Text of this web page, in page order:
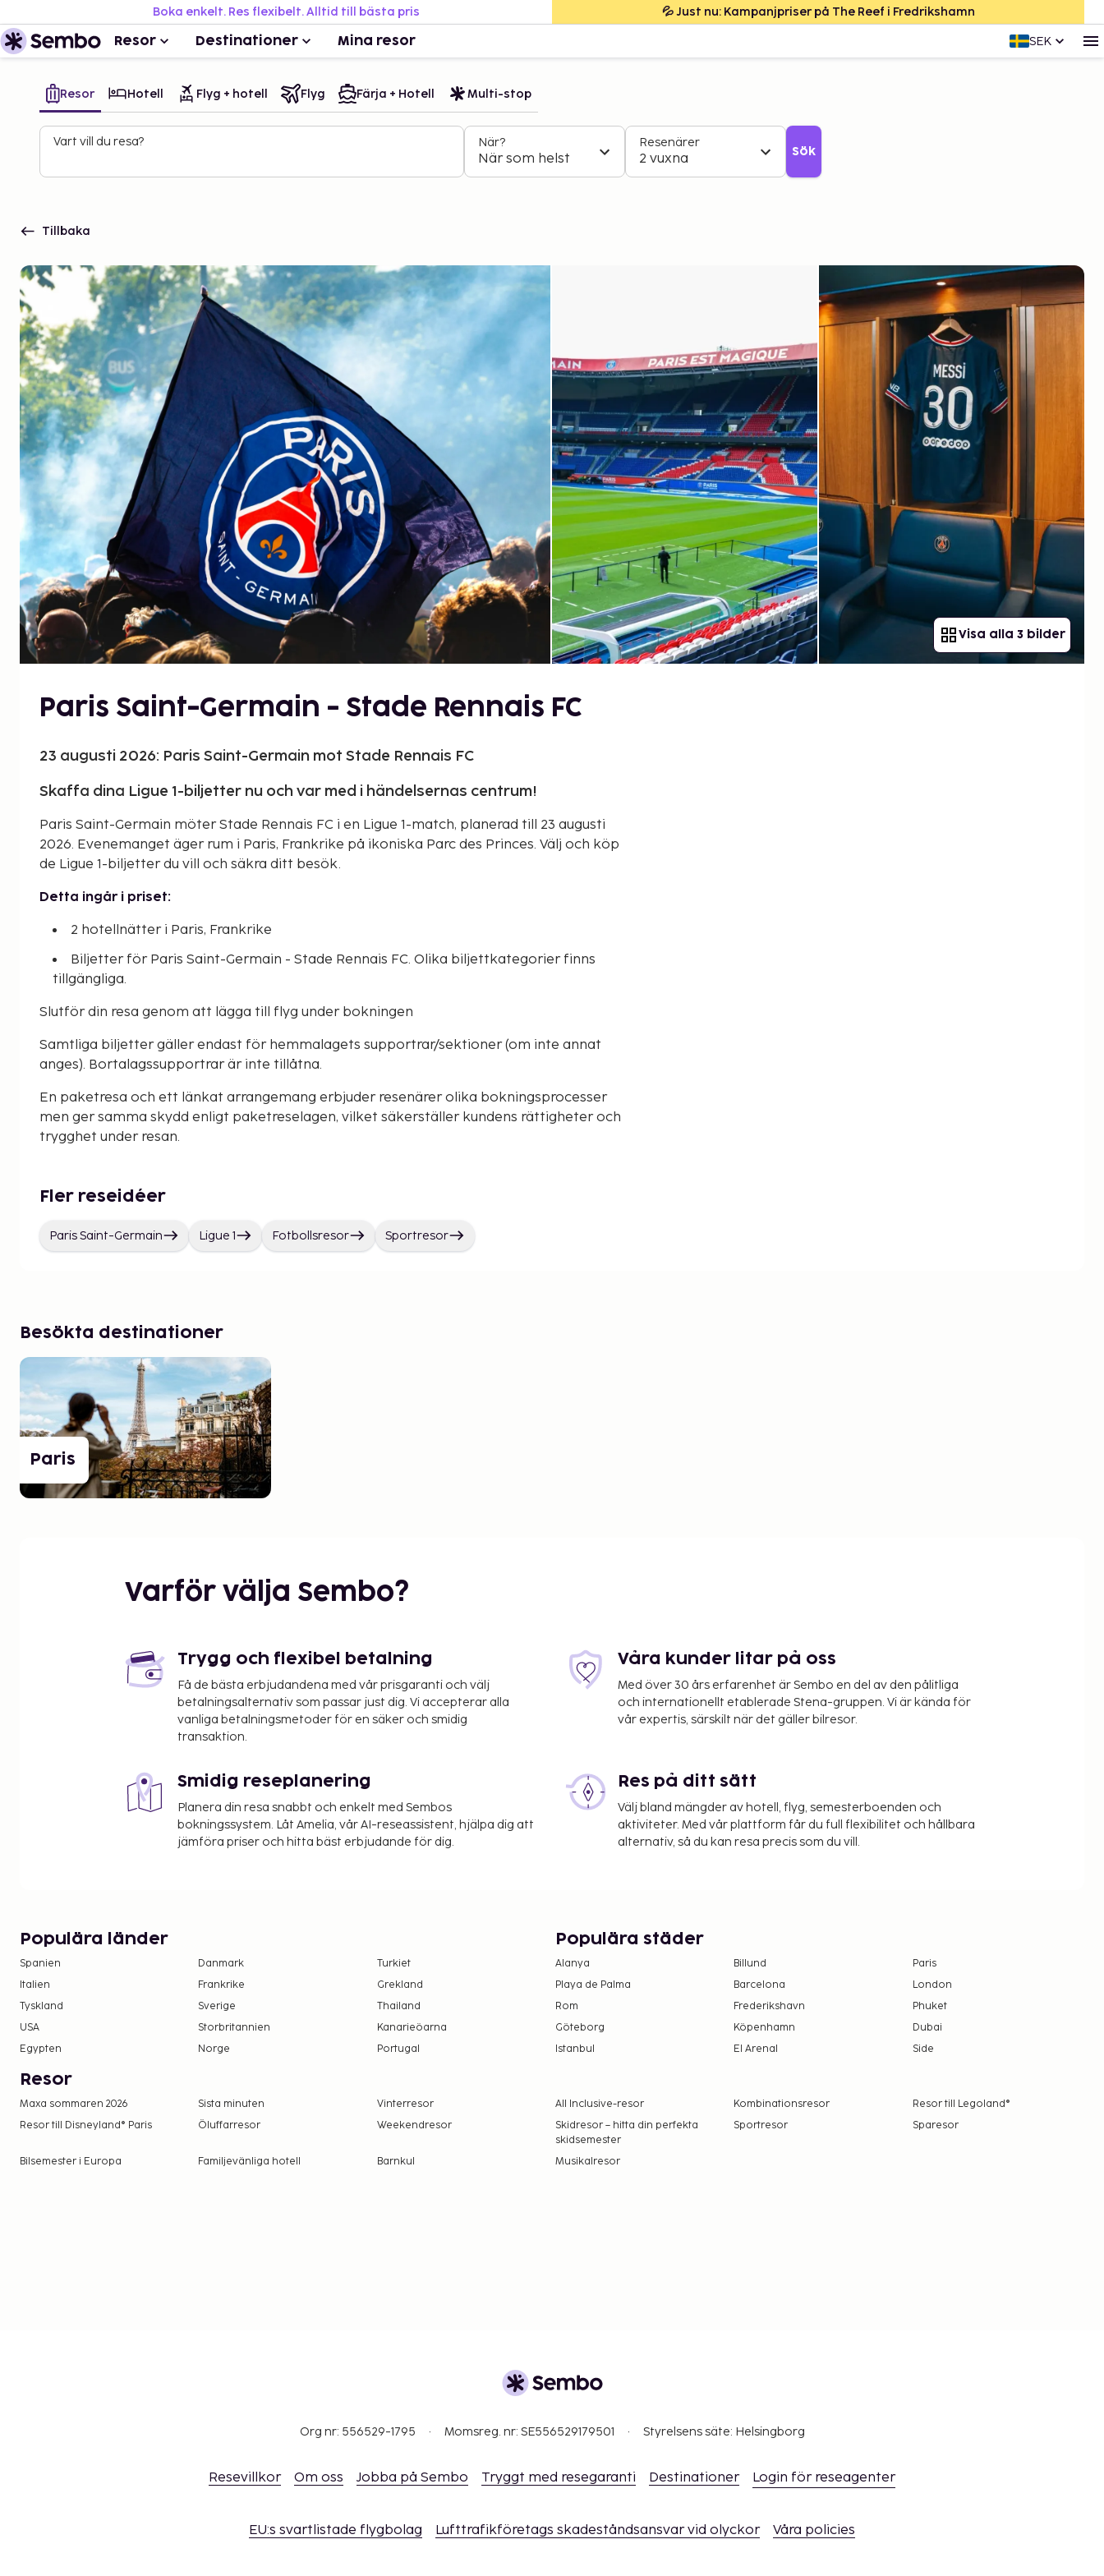
Boka enkelt. Res flexibelt. Alltid till bästa pris 💦 Just nu: Kampanjpriser på The Reef i Fredrikshamn
Resor Destinationer Mina resor SEK
Resor Hotell Flyg + hotell Flyg Färja + Hotell Multi-stop
Vart vill du resa? När?
När som helst
Resenärer
2 vuxna Sök
Tillbaka
Visa alla 3 bilder
Paris Saint-Germain - Stade Rennais FC
23 augusti 2026: Paris Saint-Germain mot Stade Rennais FC
Skaffa dina Ligue 1-biljetter nu och var med i händelsernas centrum!
Paris Saint-Germain möter Stade Rennais FC i en Ligue 1-match, planerad till 23 augusti
2026. Evenemanget äger rum i Paris, Frankrike på ikoniska Parc des Princes. Välj och köp
de Ligue 1-biljetter du vill och säkra ditt besök.
Detta ingår i priset:
2 hotellnätter i Paris, Frankrike
Biljetter för Paris Saint-Germain - Stade Rennais FC. Olika biljettkategorier finns
tillgängliga.
Slutför din resa genom att lägga till flyg under bokningen
Samtliga biljetter gäller endast för hemmalagets supportrar/sektioner (om inte annat
anges). Bortalagssupportrar är inte tillåtna.
En paketresa och ett länkat arrangemang erbjuder resenärer olika bokningsprocesser
men ger samma skydd enligt paketreselagen, vilket säkerställer kundens rättigheter och
trygghet under resan.
Fler reseidéer
Paris Saint-Germain Ligue 1 Fotbollsresor Sportresor
Besökta destinationer
Paris
Varför välja Sembo?
Trygg och flexibel betalning
Få de bästa erbjudandena med vår prisgaranti och välj
betalningsalternativ som passar just dig. Vi accepterar alla
vanliga betalningsmetoder för en säker och smidig
transaktion.
Våra kunder litar på oss
Med över 30 års erfarenhet är Sembo en del av den pålitliga
och internationellt etablerade Stena-gruppen. Vi är kända för
vår expertis, särskilt när det gäller bilresor.
Smidig reseplanering
Planera din resa snabbt och enkelt med Sembos
bokningssystem. Låt Amelia, vår AI-reseassistent, hjälpa dig att
jämföra priser och hitta bäst erbjudande för dig.
Res på ditt sätt
Välj bland mängder av hotell, flyg, semesterboenden och
aktiviteter. Med vår plattform får du full flexibilitet och hållbara
alternativ, så du kan resa precis som du vill.
Populära länder
Spanien Danmark
Turkiet
Italien
Frankrike
Grekland
Tyskland
Sverige
Thailand
USA
Storbritannien
Kanarieöarna
Egypten
Norge Portugal
Populära städer
Alanya Billund
Paris
Playa de Palma
Barcelona
London
Rom
Frederikshavn
Phuket
Göteborg
Köpenhamn
Dubai
Istanbul
El Arenal Side
Resor
Maxa sommaren 2026 Sista minuten Vinterresor All Inclusive-resor Kombinationsresor
Resor till Legoland®
Resor till Disneyland® Paris
Öluffarresor Weekendresor
Skidresor – hitta din perfekta
skidsemester
Sportresor Sparesor
Bilsemester i Europa Familjevänliga hotell Barnkul Musikalresor
Org nr: 556529-1795 Momsreg. nr: SE556529179501 Styrelsens säte: Helsingborg
Resevillkor Om oss Jobba på Sembo Tryggt med resegaranti Destinationer Login för reseagenter
EU:s svartlistade flygbolag Lufttrafikföretags skadeståndsansvar vid olyckor Våra policies